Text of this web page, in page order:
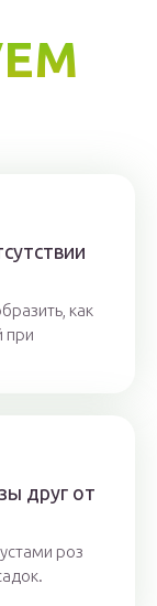
как
при
друг от
роз